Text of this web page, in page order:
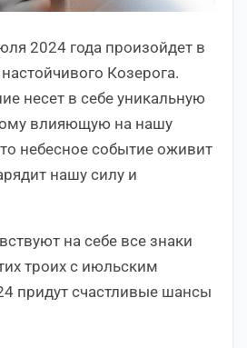
2024 года произойдет в
Козерога.
несет в себе уникальную
влияющую на нашу
небесное событие оживит
нашу силу и
на себе все знаки
троих с июльским
придут счастливые шансы